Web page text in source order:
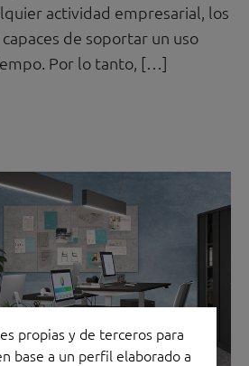
actividad empresarial, los
de soportar un uso
Por lo tanto, […]
propias y de terceros para
base a un perfil elaborado a